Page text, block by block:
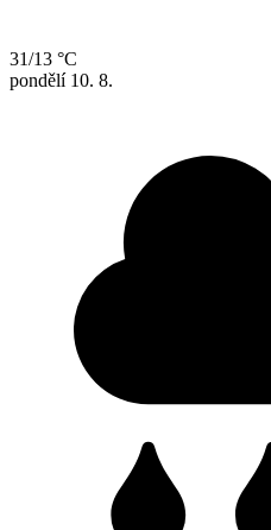
31/13 °C
pondělí 10. 8.